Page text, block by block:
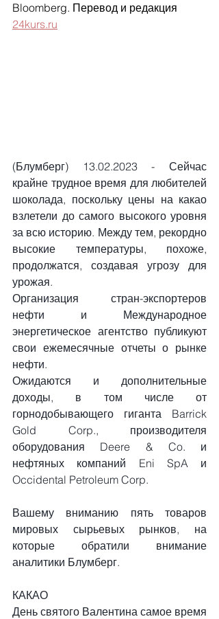
Bloomberg. Перевод и редакция
24kurs.ru
(Блумберг) 13.02.2023 - Сейчас
крайне трудное время для любителей
шоколада, поскольку цены на какао
взлетели до самого высокого уровня
за всю историю. Между тем, рекордно
высокие температуры, похоже,
продолжатся, создавая угрозу для
урожая.
Организация стран-экспортеров
нефти и Международное
энергетическое агентство публикуют
свои ежемесячные отчеты о рынке
нефти.
Ожидаются и дополнительные
доходы, в том числе от
горнодобывающего гиганта Barrick
Gold Corp., производителя
оборудования Deere & Co. и
нефтяных компаний Eni SpA и
Occidental Petroleum Corp.
Вашему вниманию пять товаров
мировых сырьевых рынков, на
которые обратили внимание
аналитики Блумберг.
КАКАО
День святого Валентина самое время